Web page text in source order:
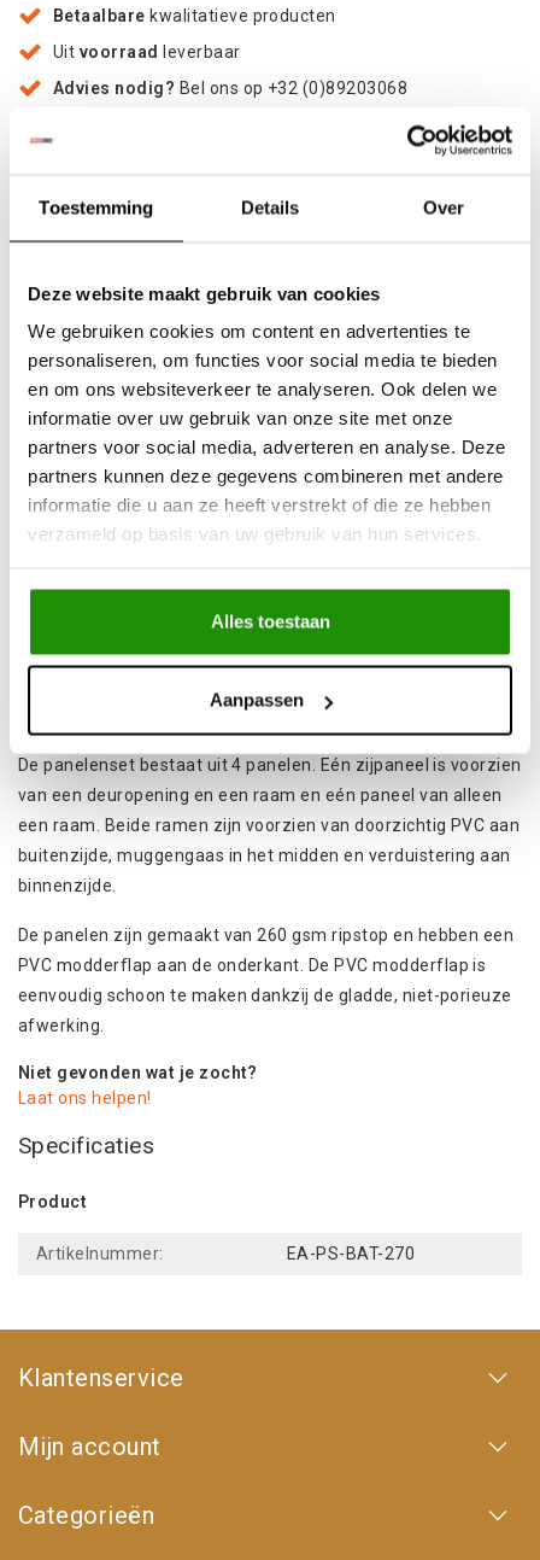
Toestemming Details Over
Deze website maakt gebruik van cookies
We gebruiken cookies om content en advertenties te
personaliseren, om functies voor social media te bieden
en om ons websiteverkeer te analyseren. Ook delen we
informatie over uw gebruik van onze site met onze
partners voor social media, adverteren en analyse. Deze
partners kunnen deze gegevens combineren met andere
informatie die u aan ze heeft verstrekt of die ze hebben
verzameld op basis van uw gebruik van hun services.
Alles toestaan
Aanpassen
Betaalbare kwalitatieve producten
Uit voorraad
leverbaar
Advies nodig? Bel ons op +32 (0)89203068
Deel dit product
Informatie
Met deze Eezi-Awn Panelen Set kun je snel een nog meer
beschermde en afgesloten leefruimte creëren onder de Bat
270 Luifel. Bij het ontwerp van deze zijwandenset is goed
rekening gehouden met gebruiksgemak; de panelen kunnen
gemakkelijk en snel in slechts enkele minuten worden
De panelen worden aan elkaar bevestigd, waardoor een
afgesloten ruimte aan de zijkant van uw voertuig ontstaat. Dit
De panelenset bestaat uit 4 panelen. Eén zijpaneel is voorzien
van een deuropening en een raam en eén paneel van alleen
een raam. Beide ramen zijn voorzien van doorzichtig PVC aan
buitenzijde, muggengaas in het midden en verduistering aan
binnenzijde.
De panelen zijn gemaakt van 260 gsm ripstop en hebben een
PVC modderflap aan de onderkant. De PVC modderflap is
eenvoudig schoon te maken dankzij de gladde, niet-porieuze
afwerking.
Niet gevonden wat je zocht?
Laat ons helpen!
Specificaties
Product
Artikelnummer: EA-PS-BAT-270
Klantenservice
Mijn account
Categorieën